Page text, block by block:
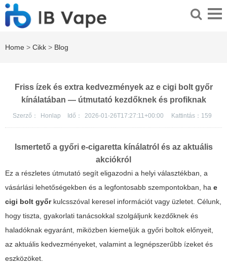
Home > Cikk > Blog
Friss ízek és extra kedvezmények az e cigi bolt győr
kínálatában — útmutató kezdőknek és profiknak
Szerző： Honlap Idő： 2026-01-26T17:27:11+00:00 Kattintás： 159
Ismertető a győri e-cigaretta kínálatról és az aktuális
akciókról
Ez a részletes útmutató segít eligazodni a helyi választékban, a
vásárlási lehetőségekben és a legfontosabb szempontokban, ha e
cigi bolt győrkulcsszóval keresel információt vagy üzletet. Célunk,
hogy tiszta, gyakorlati tanácsokkal szolgáljunk kezdőknek és
haladóknak egyaránt, miközben kiemeljük a győri boltok előnyeit,
az aktuális kedvezményeket, valamint a legnépszerűbb ízeket és
eszközöket.